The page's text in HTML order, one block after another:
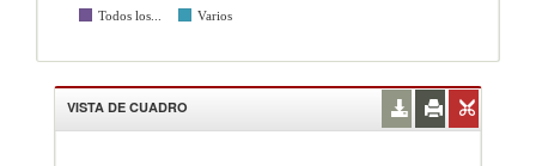
Todos los...
Varios
VISTA DE CUADRO